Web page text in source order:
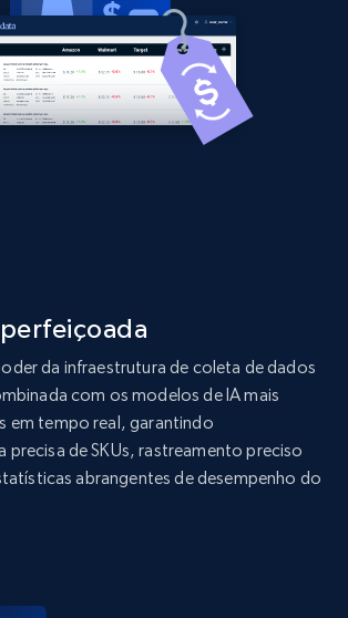
Availability, Reviews count, and
375+ Comece agora
Availability, Reviews count, and
375+ Comece agora
global dataset - Collect
by seller URL
da infraestrutura de coleta de dados
com os modelos de IA mais
em tempo real, garantindo
precisa de SKUs, rastreamento preciso
abrangentes de desempenho do